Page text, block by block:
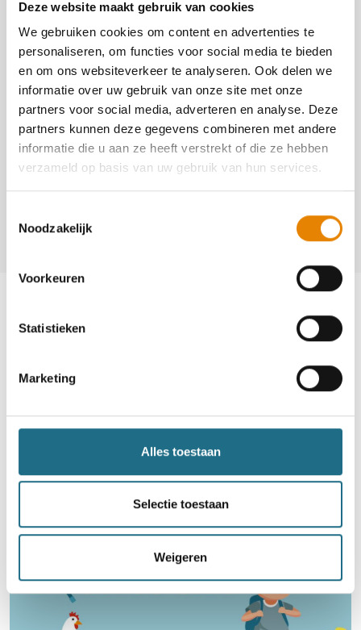
Deze website maakt gebruik van cookies
We gebruiken cookies om content en advertenties te
personaliseren, om functies voor social media te bieden
en om ons websiteverkeer te analyseren. Ook delen we
informatie over uw gebruik van onze site met onze
partners voor social media, adverteren en analyse. Deze
partners kunnen deze gegevens combineren met andere
informatie die u aan ze heeft verstrekt of die ze hebben
verzameld op basis van uw gebruik van hun services.
Noodzakelijk
Voorkeuren
Statistieken
Marketing
Alles toestaan
Selectie toestaan
Weigeren
Georganiseerd door
Kennedymars Maasland
6031
https://www.kennedymarsmaasland.be
Contact
info@kennedymarsmaasland.be
Word lid en maak kans op een